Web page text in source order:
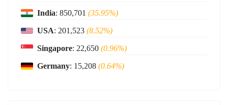
India: 850,701 (35.95%)
USA: 201,523 (8.52%)
Singapore: 22,650 (0.96%)
Germany: 15,208 (0.64%)